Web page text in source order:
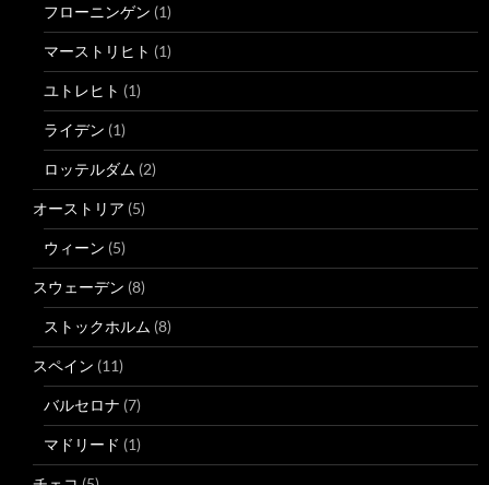
フローニンゲン (1)
マーストリヒト (1)
ユトレヒト (1)
ライデン (1)
ロッテルダム (2)
オーストリア (5)
ウィーン (5)
スウェーデン (8)
ストックホルム (8)
スペイン (11)
バルセロナ (7)
マドリード (1)